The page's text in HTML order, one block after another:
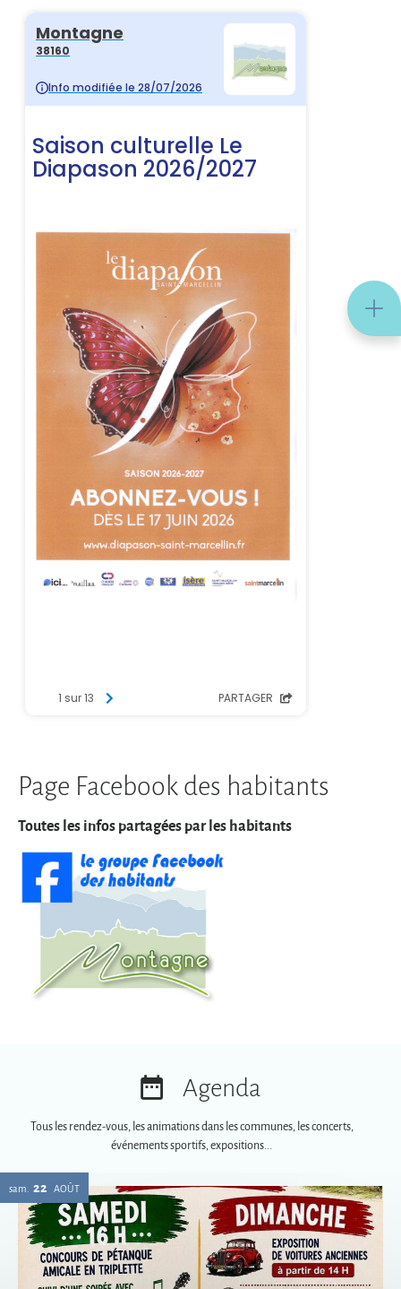
Toutes les infos partagées par les habitants
Agenda
Tous les rendez-vous, les animations dans les communes, les concerts,
Vogue